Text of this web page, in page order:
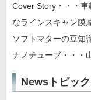
Cover Story・・・
なラインスキャン膜
ソフトマターの豆
ナノチューブ・・
Newsトピッ